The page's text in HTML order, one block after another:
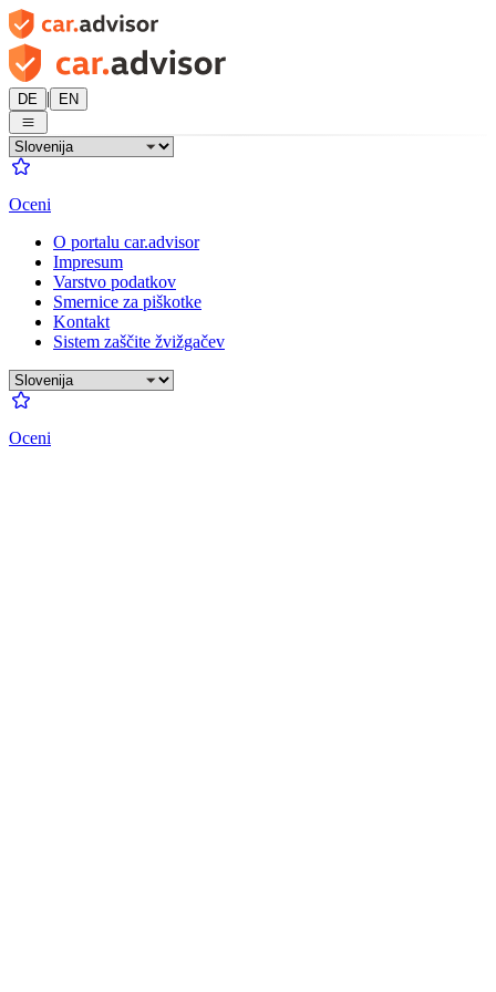
DE | EN
Oceni
O portalu car.advisor
Impresum
Varstvo podatkov
Smernice za piškotke
Kontakt
Sistem zaščite žvižgačev
Oceni